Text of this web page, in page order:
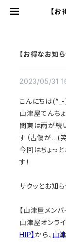
【
【お得なお知ら
2023/05/31
こんにちは
山津屋てんちょ
関東は雨が続
す（古傷が…(笑
今回はちょっ
す！
サクッとお
【山津屋メン
山津屋オンラ
HIP】から、 山